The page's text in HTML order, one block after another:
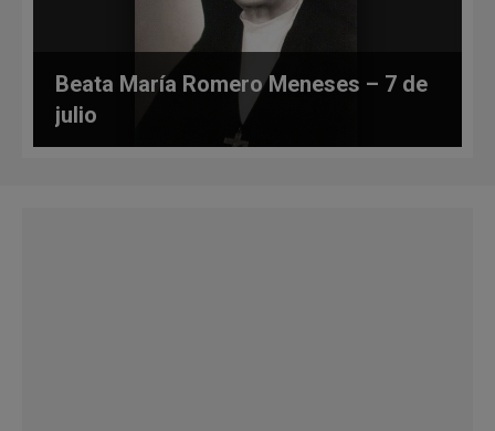
Beata María Romero Meneses – 7 de
julio